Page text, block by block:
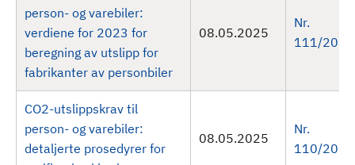
person- og varebiler:
verdiene for 2023 for
beregning av utslipp for
fabrikanter av personbiler
08.05.2025
Nr.
111/2025
CO2-utslippskrav til
person- og varebiler:
detaljerte prosedyrer for
08.05.2025
Nr.
110/2025